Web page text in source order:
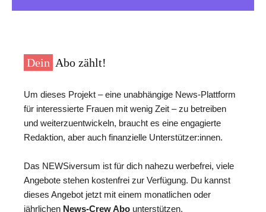
Dein Abo zählt!
Um dieses Projekt – eine unabhängige News-Plattform
für interessierte Frauen mit wenig Zeit – zu betreiben
und weiterzuentwickeln, braucht es eine engagierte
Redaktion, aber auch finanzielle Unterstützer:innen.
Das NEWSiversum ist für dich nahezu werbefrei, viele
Angebote stehen kostenfrei zur Verfügung. Du kannst
dieses Angebot jetzt mit einem monatlichen oder
jährlichen News-Crew Abo unterstützen.